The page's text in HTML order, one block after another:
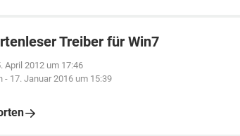
Treiber für Win7
April 2012 um 17:46
- 17. Januar 2016 um 15:39